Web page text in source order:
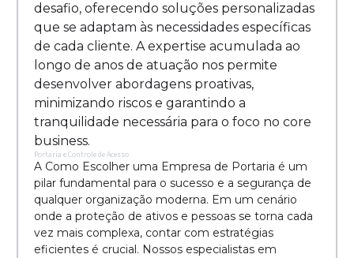
desafio, oferecendo soluções personalizadas
que se adaptam às necessidades específicas
de cada cliente. A expertise acumulada ao
longo de anos de atuação nos permite
desenvolver abordagens proativas,
minimizando riscos e garantindo a
tranquilidade necessária para o foco no core
business.
Portaria e Controle de Acesso
A Como Escolher uma Empresa de Portaria é um
pilar fundamental para o sucesso e a segurança de
qualquer organização moderna. Em um cenário
onde a proteção de ativos e pessoas se torna cada
vez mais complexa, contar com estratégias
eficientes é crucial. Nossos especialistas em